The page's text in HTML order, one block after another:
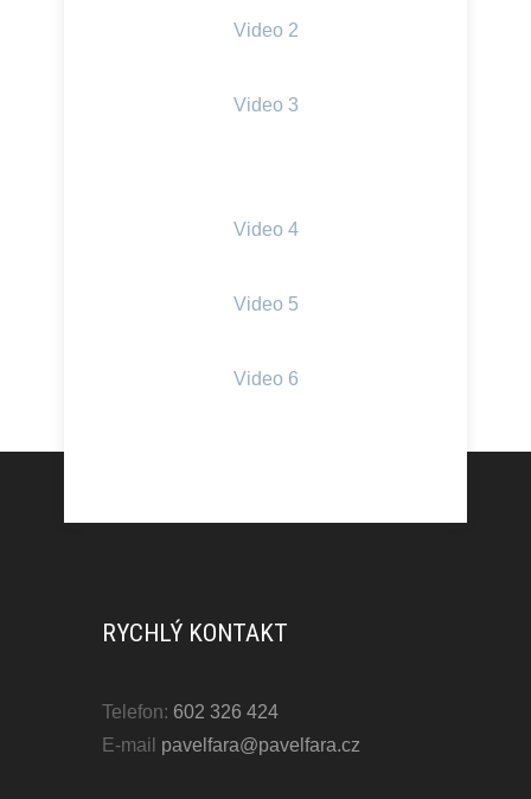
Video 2
Vide o 3
Video 4
Video 5
Video 6
RYCHLÝ KONTAKT
Telefon: 602 326 424
E-mail pavelfara@pavelfara.cz